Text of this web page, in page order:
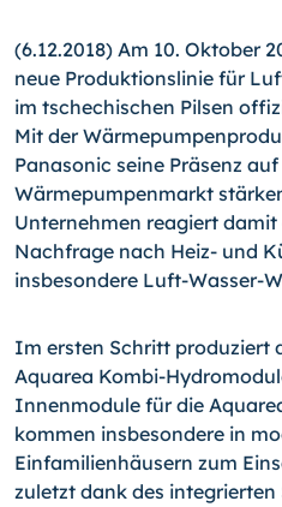
(6.12.2018) Am 10. Oktober
neue Produktionslinie für
im tschechischen Pilsen
Mit der
Panasonic seine Präsenz
Wärmepumpenmarkt
Unternehmen reagiert
Nachfrage nach Heiz- und
insbesondere Luft-Wasser-
Im ersten Schritt produziert
Aquarea Kombi-
Innenmodule für die
kommen insbesondere in
Einfamilienhäusern zum
zuletzt dank des integrierten